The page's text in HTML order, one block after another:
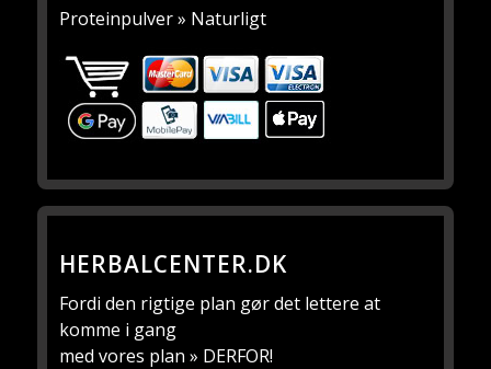
Proteinpulver » Naturligt
HERBALCENTER.DK
Fordi den rigtige plan gør det lettere at
komme i gang
med vores plan » DERFOR!